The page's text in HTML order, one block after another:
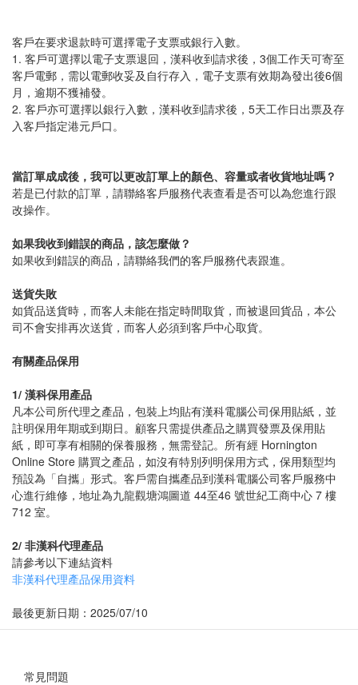
客戶在要求退款時可選擇電子支票或銀行入數。
1. 客戶可選擇以電子支票退回，漢科收到請求後，3個工作天可寄至
客戶電郵，需以電郵收妥及自行存入，電子支票有效期為發出後6個
月，逾期不獲補發。
2. 客戶亦可選擇以銀行入數，漢科收到請求後，5天工作日出票及存
入客戶指定港元戶口。
當訂單成成後，我可以更改訂單上的顏色、容量或者收貨地址嗎？
若是已付款的訂單，請聯絡客戶服務代表查看是否可以為您進行跟
改操作。
如果我收到錯誤的商品，該怎麼做？
如果收到錯誤的商品，請聯絡我們的客戶服務代表跟進。
送貨失敗
如貨品送貨時，而客人未能在指定時間取貨，而被退回貨品，本公
司不會安排再次送貨，而客人必須到客戶中心取貨。
有關產品保用
1/ 漢科保用產品
凡本公司所代理之產品，包裝上均貼有漢科電腦公司保用貼紙，並
註明保用年期或到期日。顧客只需提供產品之購買發票及保用貼
紙，即可享有相關的保養服務，無需登記。所有經 Hornington
Online Store 購買之產品，如沒有特別列明保用方式，保用類型均
預設為「自攜」形式。客戶需自攜產品到漢科電腦公司客戶服務中
心進行維修，地址為九龍觀塘鴻圖道 44至46 號世紀工商中心 7 樓
712 室。
2/ 非漢科代理產品
請參考以下連結資料
非漢科代理產品保用資料
最後更新日期：2025/07/10
常見問題